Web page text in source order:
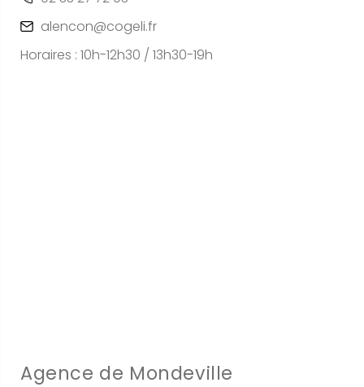
alencon@cogeli.fr
Horaires : 10h-12h30 / 13h30-19h
Agence de Mondeville